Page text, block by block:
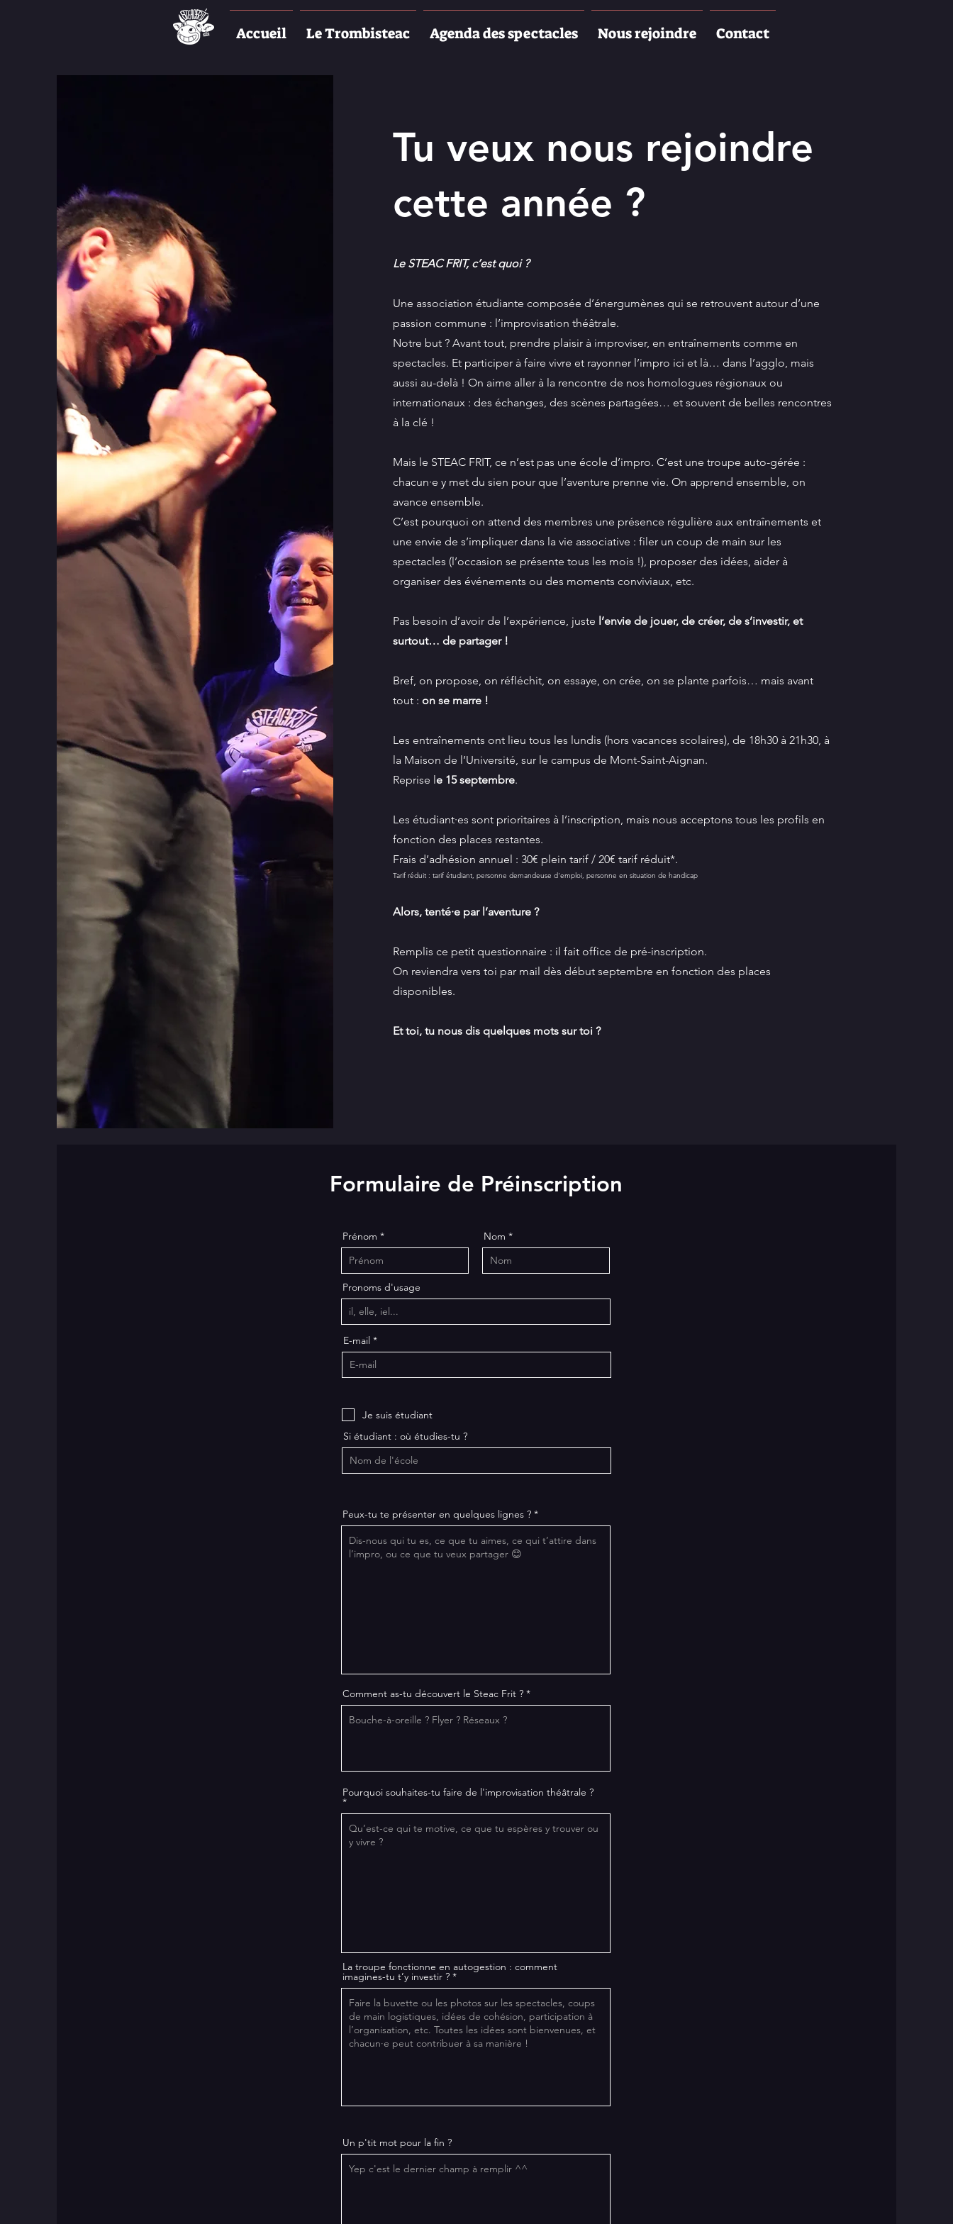
Accueil Le Trombisteac Agenda des spectacles Nous rejoindre Contact
Tu veux nous rejoindre
cette année ?
Le STEAC FRIT, c’est quoi ?
Une association étudiante composée d’énergumènes qui se retrouvent autour d’une
passion commune : l’improvisation théâtrale.
Notre but ? Avant tout, prendre plaisir à improviser, en entraînements comme en
spectacles. Et participer à faire vivre et rayonner l’impro ici et là… dans l’agglo, mais
aussi au-delà ! On aime aller à la rencontre de nos homologues régionaux ou
internationaux : des échanges, des scènes partagées… et souvent de belles rencontres
à la clé !
Mais le STEAC FRIT, ce n’est pas une école d’impro. C’est une troupe auto-gérée :
chacun·e y met du sien pour que l’aventure prenne vie. On apprend ensemble, on
avance ensemble.
C’est pourquoi on attend des membres une présence régulière aux entraînements et
une envie de s’impliquer dans la vie associative : filer un coup de main sur les
spectacles (l’occasion se présente tous les mois !), proposer des idées, aider à
organiser des événements ou des moments conviviaux, etc.
Pas besoin d’avoir de l’expérience, juste l’envie de jouer, de créer, de s’investir, et
surtout… de partager !
Bref, on propose, on réfléchit, on essaye, on crée, on se plante parfois… mais avant
tout : on se marre !
Les entraînements ont lieu tous les lundis (hors vacances scolaires), de 18h30 à 21h30, à
la Maison de l’Université, sur le campus de Mont-Saint-Aignan.
Reprise le 15 septembre.
Les étudiant·es sont prioritaires à l’inscription, mais nous acceptons tous les profils en
fonction des places restantes.
Frais d’adhésion annuel : 30€ plein tarif / 20€ tarif réduit*.
Tarif réduit : tarif étudiant, personne demandeuse d'emploi, personne en situation de handicap
Alors, tenté·e par l’aventure ?
Remplis ce petit questionnaire : il fait office de pré-inscription.
On reviendra vers toi par mail dès début septembre en fonction des places
disponibles.
Et toi, tu nous dis quelques mots sur toi ?
Formulaire de Préinscription
Prénom Nom
Pronoms d'usage
E-mail
Je suis étudiant
Si étudiant : où étudies-tu ?
Peux-tu te présenter en quelques lignes ?
Comment as-tu découvert le Steac Frit ?
Pourquoi souhaites-tu faire de l'improvisation théâtrale ?
La troupe fonctionne en autogestion : comment
imagines-tu t’y investir ?
Un p'tit mot pour la fin ?